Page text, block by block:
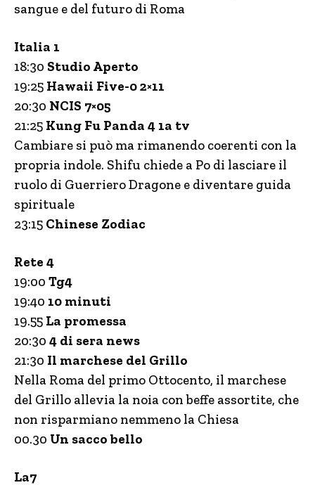
sangue e del futuro di Roma
Italia 1
18:30 Studio Aperto
19:25 Hawaii Five-0 2×11
20:30 NCIS 7×05
21:25 Kung Fu Panda 4 1a tv
Cambiare si può ma rimanendo coerenti con la
propria indole. Shifu chiede a Po di lasciare il
ruolo di Guerriero Dragone e diventare guida
spirituale
23:15 Chinese Zodiac
Rete 4
19:00 Tg4
19:40 10 minuti
19.55 La promessa
20:30 4 di sera news
21:30 Il marchese del Grillo
Nella Roma del primo Ottocento, il marchese
del Grillo allevia la noia con beffe assortite, che
non risparmiano nemmeno la Chiesa
00.30 Un sacco bello
La7